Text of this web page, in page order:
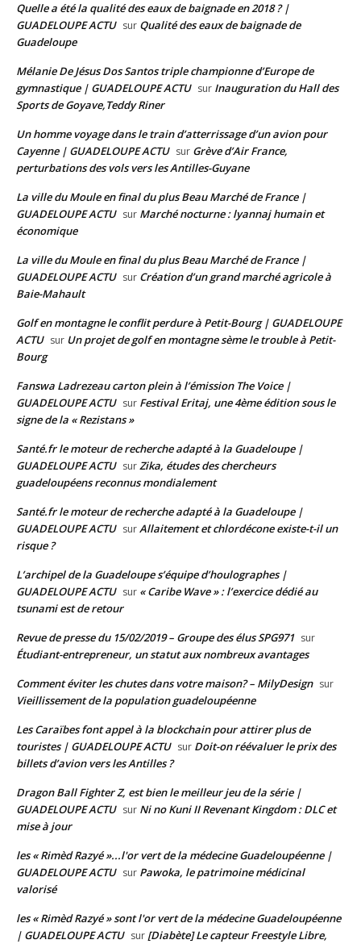
Quelle a été la qualité des eaux de baignade en 2018 ? |
GUADELOUPE ACTU sur Qualité des eaux de baignade de
Guadeloupe
Mélanie De Jésus Dos Santos triple championne d’Europe de
gymnastique | GUADELOUPE ACTU sur Inauguration du Hall des
Sports de Goyave,Teddy Riner
Un homme voyage dans le train d’atterrissage d’un avion pour
Cayenne | GUADELOUPE ACTU sur Grève d’Air France,
perturbations des vols vers les Antilles-Guyane
La ville du Moule en final du plus Beau Marché de France |
GUADELOUPE ACTU sur Marché nocturne : lyannaj humain et
économique
La ville du Moule en final du plus Beau Marché de France |
GUADELOUPE ACTU sur Création d’un grand marché agricole à
Baie-Mahault
Golf en montagne le conflit perdure à Petit-Bourg | GUADELOUPE
ACTU sur Un projet de golf en montagne sème le trouble à Petit-
Bourg
Fanswa Ladrezeau carton plein à l’émission The Voice |
GUADELOUPE ACTU sur Festival Eritaj, une 4ème édition sous le
signe de la « Rezistans »
Santé.fr le moteur de recherche adapté à la Guadeloupe |
GUADELOUPE ACTU surZika, études des chercheurs
guadeloupéens reconnus mondialement
Santé.fr le moteur de recherche adapté à la Guadeloupe |
GUADELOUPE ACTU surAllaitement et chlordécone existe-t-il un
risque ?
L’archipel de la Guadeloupe s’équipe d’houlographes |
GUADELOUPE ACTU sur « Caribe Wave » : l’exercice dédié au
tsunami est de retour
Revue de presse du 15/02/2019 – Groupe des élus SPG971 sur
Étudiant-entrepreneur, un statut aux nombreux avantages
Comment éviter les chutes dans votre maison? – MilyDesign sur
Vieillissement de la population guadeloupéenne
Les Caraïbes font appel à la blockchain pour attirer plus de
touristes | GUADELOUPE ACTU sur Doit-on réévaluer le prix des
billets d’avion vers les Antilles ?
Dragon Ball Fighter Z, est bien le meilleur jeu de la série |
GUADELOUPE ACTU sur Ni no Kuni II Revenant Kingdom : DLC et
mise à jour
les « Rimèd Razyé »...l'or vert de la médecine Guadeloupéenne |
GUADELOUPE ACTU sur Pawoka, le patrimoine médicinal
valorisé
les « Rimèd Razyé » sont l'or vert de la médecine Guadeloupéenne
| GUADELOUPE ACTU sur [Diabète] Le capteur Freestyle Libre,